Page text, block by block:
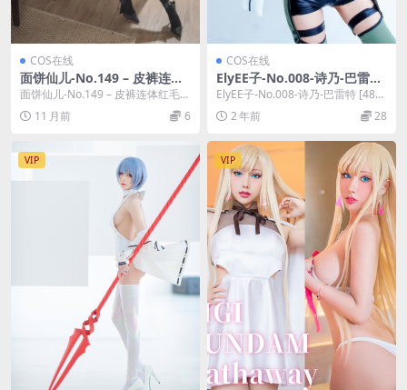
COS在线
面饼仙儿-No.149 – 皮裤连体
红毛衣 [20P]
面饼仙儿-No.149 – 皮裤连体红毛衣
[20P]，面饼仙儿在线作品导航：
面...11 月前 6
COS在线
ElyEE子-No.008-诗乃-巴雷特
[48P]
ElyEE子-No.008-诗乃-巴雷特 [48
P]，ElyEE子在线作品导航：...
2 年前 28
VIP VIP